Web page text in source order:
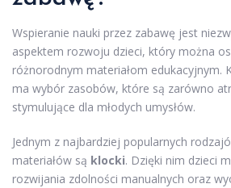
Wspieranie nauki przez zabawę jest
aspektem rozwoju dzieci, który można
różnorodnym materiałom edukacyjnym.
ma wybór zasobów, które są zarówno
stymulujące dla młodych umysłów.
Jednym z najbardziej popularnych
materiałów są klocki. Dzięki nim dzieci
rozwijania zdolności manualnych oraz